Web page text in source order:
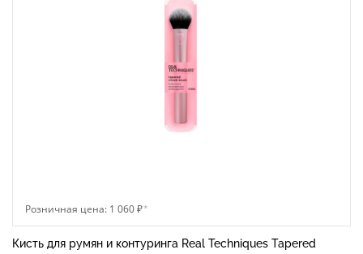
Розничная цена: 1 060 ₽*
Кисть для румян и контуринга Real Techniques Tapered